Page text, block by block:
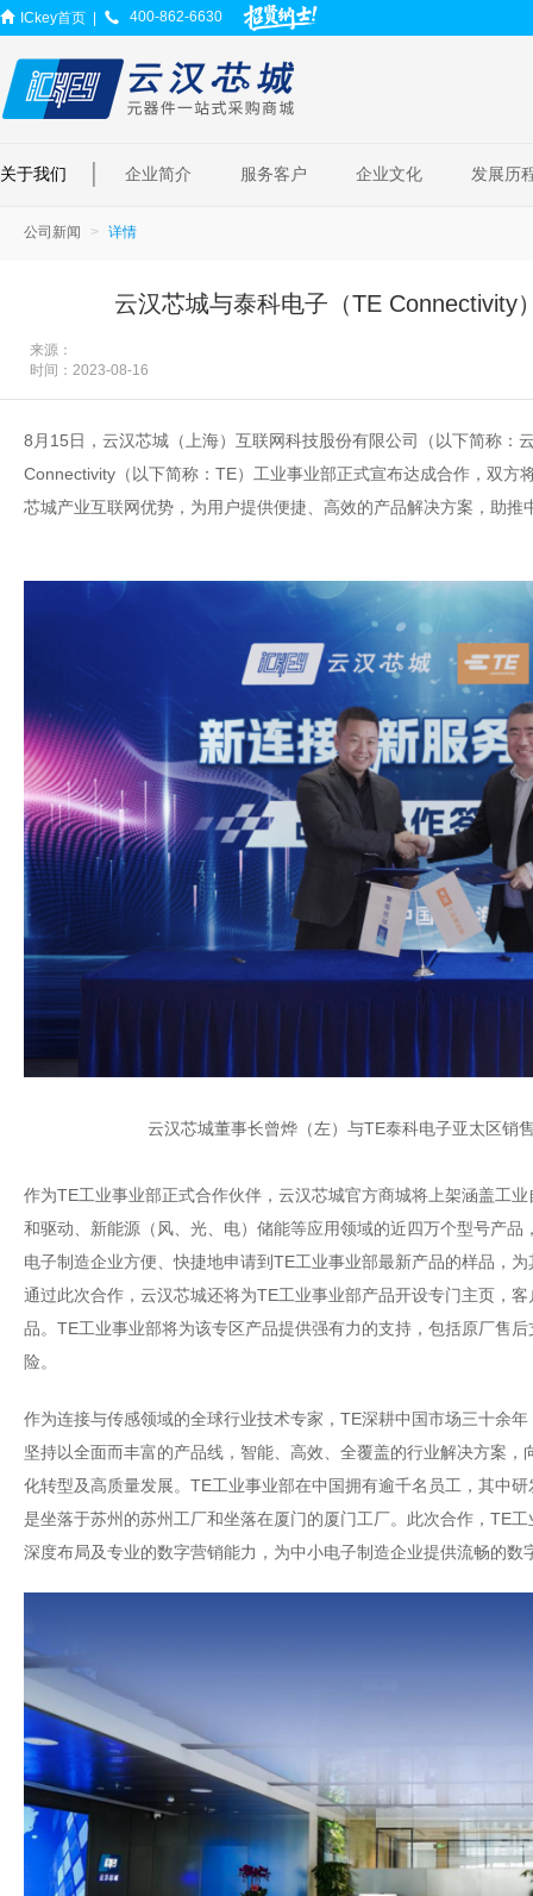
ICkey首页 400-862-6630
关于我们 企业简介 服务客户 企业文化 发展历
公司新闻 详情
云汉芯城与泰科电子（TE Connectivity
来源：
时间： 2023-08-16
8月15日，云汉芯城（上海）互联网科技股份有限公司（以下简称：
Connectivity（以下简称：TE）工业事业部正式宣布达成合作，双方
芯城产业互联网优势，为用户提供便捷、高效的产品解决方案，助推
云汉芯城董事长曾烨（左）与TE泰科电子亚太区销
作为TE工业事业部正式合作伙伴，云汉芯城官方商城将上架涵盖工
和驱动、新能源（风、光、电）储能等应用领域的近四万个型号产
电子制造企业方便、快捷地申请到TE工业事业部最新产品的样品，
通过此次合作，云汉芯城还将为TE工业事业部产品开设专门主页，
品。TE工业事业部将为该专区产品提供强有力的支持，包括原厂售
险。
作为连接与传感领域的全球行业技术专家，TE深耕中国市场三十余
坚持以全面而丰富的产品线，智能、高效、全覆盖的行业解决方案
化转型及高质量发展。TE工业事业部在中国拥有逾千名员工，其中
是坐落于苏州的苏州工厂和坐落在厦门的厦门工厂。此次合作，TE
深度布局及专业的数字营销能力，为中小电子制造企业提供流畅的